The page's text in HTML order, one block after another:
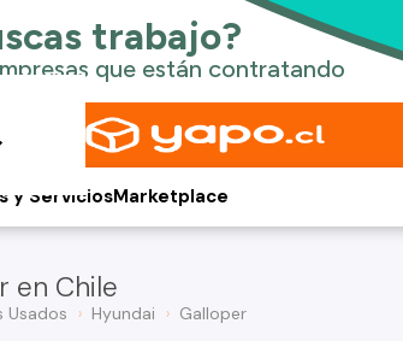
y ServiciosMarketplace
en Chile
Usados Hyundai Galloper